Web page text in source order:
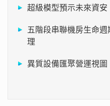
超級模型預示未來資安
五階段串聯機房生命
理
異質設備匯聚營運視